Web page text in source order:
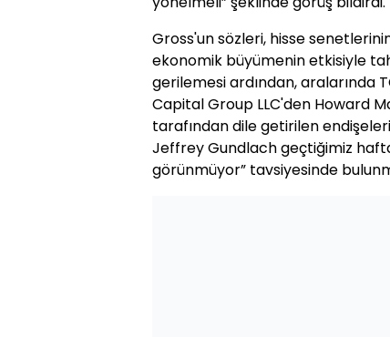
Gross'un sözleri, hisse
ekonomik büyümenin etkisiyle
gerilemesi ardından, aralarında
Capital Group LLC'den Howard
tarafından dile getirilen
Jeffrey Gundlach geçtiğimiz
görünmüyor” tavsiyesinde